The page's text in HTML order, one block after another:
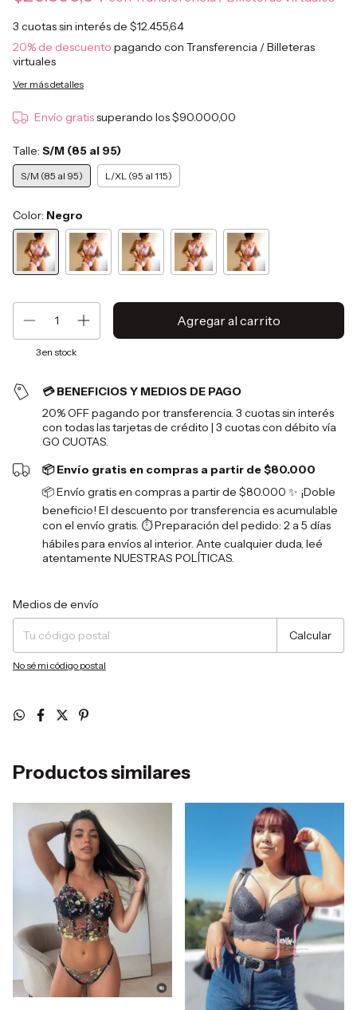
3 cuotas sin interés de $12.455,64
20% de descuento pagando con Transferencia / Billeteras
virtuales
Ver más detalles
Envío gratissuperando los$90.000,00
Talle: S/M (85 al 95)
S/M (85 al 95) L/XL (95 al 115)
Color: Negro
3en stock
💳 BENEFICIOS Y MEDIOS DE PAGO
20% OFF pagando por transferencia. 3 cuotas sin interés
con todas las tarjetas de crédito | 3 cuotas con débito vía
GO CUOTAS.
📦 Envío gratis en compras a partir de $80.000
📦 Envío gratis en compras a partir de $80.000 ✨ ¡Doble
beneficio! El descuento por transferencia es acumulable
con el envío gratis. ⏱️ Preparación del pedido: 2 a 5 días
hábiles para envíos al interior. Ante cualquier duda, leé
atentamente NUESTRAS POLÍTICAS.
Entregas para el CP:
Medios de envío
Calcular
No sé mi código postal
Productos similares